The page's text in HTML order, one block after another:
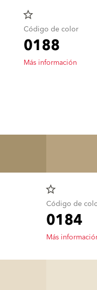
star_border
Código de color
0188
Más información
star_border
Código de
0184
Más